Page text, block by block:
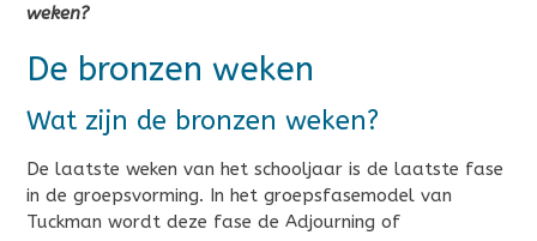
weken?
De bronzen weken
Wat zijn de bronzen weken?
De laatste weken van het schooljaar is de laatste fase
in de groepsvorming. In het groepsfasemodel van
Tuckman wordt deze fase de Adjourning of